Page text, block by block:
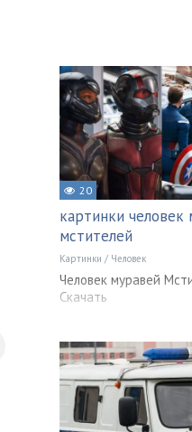
20
картинки человек
мстителей
Картинки / Человек
Человек муравей
Скачать